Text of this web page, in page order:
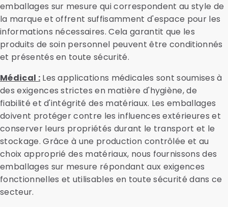
emballages sur mesure qui correspondent au style de
la marque et offrent suffisamment d'espace pour les
informations nécessaires. Cela garantit que les
produits de soin personnel peuvent être conditionnés
et présentés en toute sécurité.
Médical :Les applications médicales sont soumises à
des exigences strictes en matière d'hygiène, de
fiabilité et d'intégrité des matériaux. Les emballages
doivent protéger contre les influences extérieures et
conserver leurs propriétés durant le transport et le
stockage. Grâce à une production contrôlée et au
choix approprié des matériaux, nous fournissons des
emballages sur mesure répondant aux exigences
fonctionnelles et utilisables en toute sécurité dans ce
secteur.